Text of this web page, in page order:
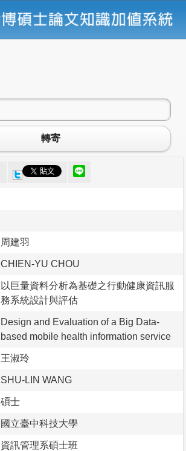
轉寄
周建羽
CHIEN-YU CHOU
以巨量資料分析為基礎之行動健康資訊服
務系統設計與評估
Design and Evaluation of a Big Data-
based mobile health information service
王淑玲
SHU-LIN WANG
碩士
國立臺中科技大學
資訊管理系碩士班